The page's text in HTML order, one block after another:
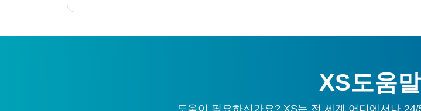
XS도움
도움이 필요하신가요? XS는 전 세계 어디에서나